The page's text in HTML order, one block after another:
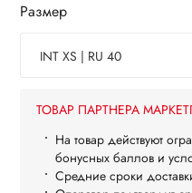
Размер
INT XS | RU 40
ТОВАР ПАРТНЕРА
На товар действуют
бонусных баллов и
Средние сроки